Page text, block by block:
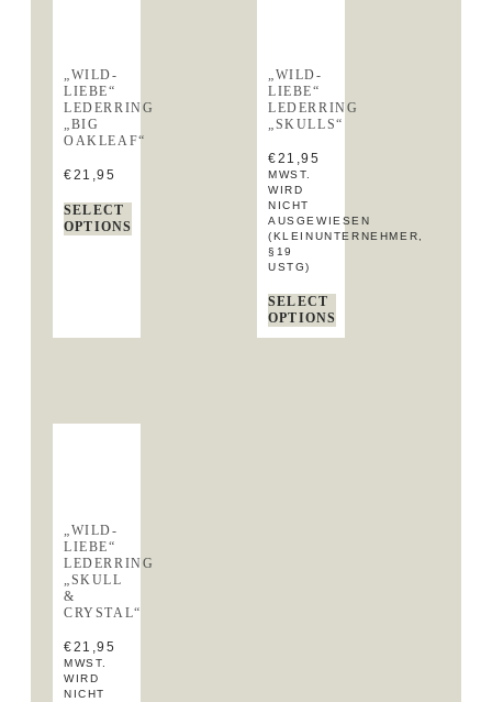
„WILD-
LIEBE“
LEDERRING
„BIG
OAKLEAF“
€21,95
SELECT
OPTIONS
„WILD-
LIEBE“
LEDERRING
„SKULLS“
€21,95
MWST.
WIRD
NICHT
AUSGEWIESEN
(KLEINUNTERNEHMER,
§19
USTG)
SELECT
OPTIONS
„WILD-
LIEBE“
LEDERRING
„SKULL
&
CRYSTAL“
€21,95
MWST.
WIRD
NICHT